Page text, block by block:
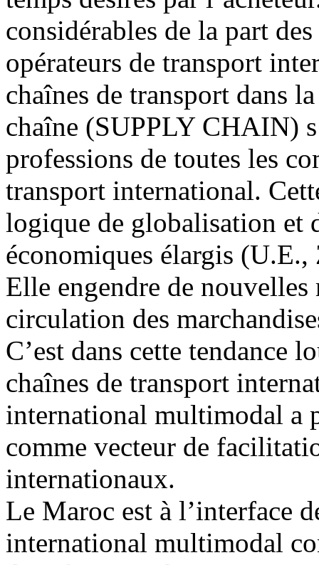
considérables de la part
opérateurs de transport
chaînes de transport dans
chaîne (SUPPLY CHAIN)
professions de toutes les
transport international.
logique de globalisation et
économiques élargis
Elle engendre de
circulation des
C’est dans cette tendance
chaînes de transport
international multimodal a
comme vecteur de
internationaux.
Le Maroc est à l’interface
international multimodal